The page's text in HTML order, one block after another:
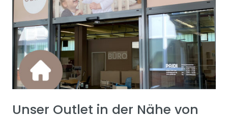
Unser Outlet in der Nähe von